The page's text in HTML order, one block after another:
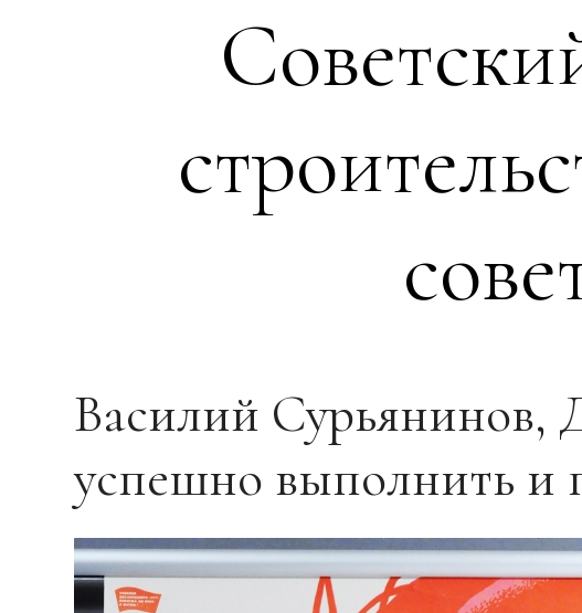
Василий Сурьянинов,
успешно выполнить и